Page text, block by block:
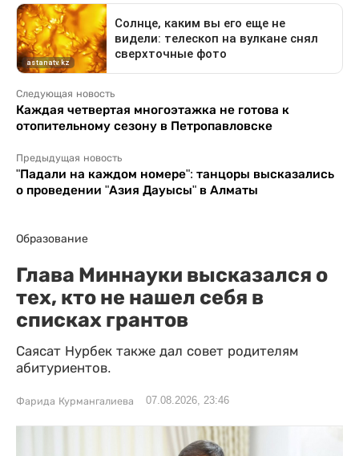
Следующая новость
Каждая четвертая многоэтажка не готова к
отопительному сезону в Петропавловске
Предыдущая новость
"Падали на каждом номере": танцоры высказались
о проведении "Азия Дауысы" в Алматы
Образование
Глава Миннауки высказался о
тех, кто не нашел себя в
списках грантов
Саясат Нурбек также дал совет родителям
абитуриентов.
Фарида Курмангалиева 07.08.2026, 23:46